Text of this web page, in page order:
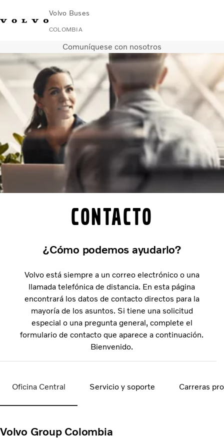
Volvo Buses
COLOMBIA
Buscar concesionarioVolvo Merchandise
Urbano
Carretera
Servicios
¿Por qué elegir Volvo?
Noticias e historias
Contacto
Comuníquese con nosotros
Contacto
¿Cómo podemos ayudarlo?
Volvo está siempre a un correo electrónico o una
llamada telefónica de distancia. En esta página
encontrará los datos de contacto directos para la
mayoría de los asuntos. Si tiene una solicitud
especial o una pregunta general, complete el
formulario de contacto que aparece a continuación.
Bienvenido.
Oficina Central Servicio y soporte Carreras
Volvo Group Colombia